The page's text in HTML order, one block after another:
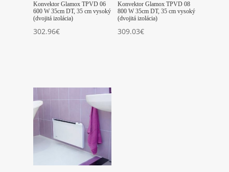
Konvektor Glamox TPVD 06
600 W 35cm DT, 35 cm vysoký
(dvojitá izolácia)
302.96€
Konvektor Glamox TPVD 08
800 W 35cm DT, 35 cm vysoký
(dvojitá izolácia)
309.03€